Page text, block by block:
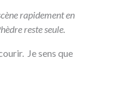
rapidement en
reste seule.
Je sens que